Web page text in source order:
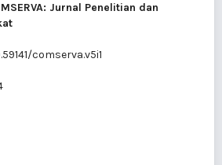
Jurnal Penelitian dan
comserva.v5i1